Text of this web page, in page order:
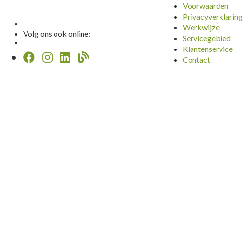
Volg ons ook online:
Voorwaarden
Privacyverklaring
Werkwijze
Servicegebied
Klantenservice
Contact